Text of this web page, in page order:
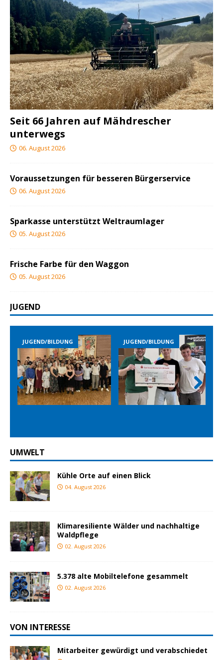
Seit 66 Jahren auf Mähdrescher
unterwegs
06. August 2026
Voraussetzungen für besseren Bürgerservice
06. August 2026
Sparkasse unterstützt Weltraumlager
05. August 2026
Frische Farbe für den Waggon
05. August 2026
JUGEND
JUGEND/BILDUNG JUGEND/BILDUNG
Prev
ious
Nex
t
UMWELT
Kühle Orte auf einen Blick
04. August 2026
Klimaresiliente Wälder und nachhaltige
Waldpflege
02. August 2026
5.378 alte Mobiltelefone gesammelt
02. August 2026
VON INTERESSE
Mitarbeiter gewürdigt und verabschiedet